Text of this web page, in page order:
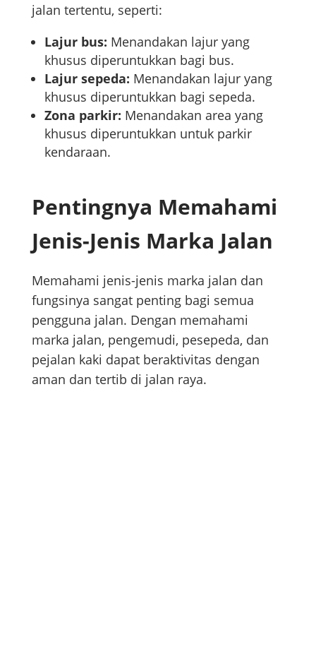
jalan tertentu, seperti:
Lajur bus: Menandakan lajur yang
khusus diperuntukkan bagi bus.
Lajur sepeda: Menandakan lajur yang
khusus diperuntukkan bagi sepeda.
Zona parkir: Menandakan area yang
khusus diperuntukkan untuk parkir
kendaraan.
Pentingnya Memahami
Jenis-Jenis Marka Jalan
Memahami jenis-jenis marka jalan dan
fungsinya sangat penting bagi semua
pengguna jalan. Dengan memahami
marka jalan, pengemudi, pesepeda, dan
pejalan kaki dapat beraktivitas dengan
aman dan tertib di jalan raya.